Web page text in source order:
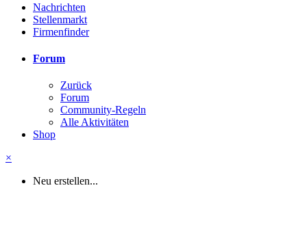
Nachrichten
Stellenmarkt
Firmenfinder
Forum
Zurück
Forum
Community-Regeln
Alle Aktivitäten
Shop
×
Neu erstellen...